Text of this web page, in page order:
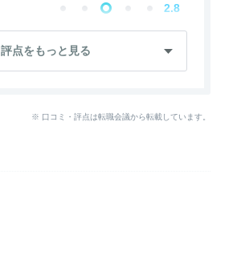
評点をもっと見る
2.8
--
※ 口コミ・評点は転職会議から転載しています。